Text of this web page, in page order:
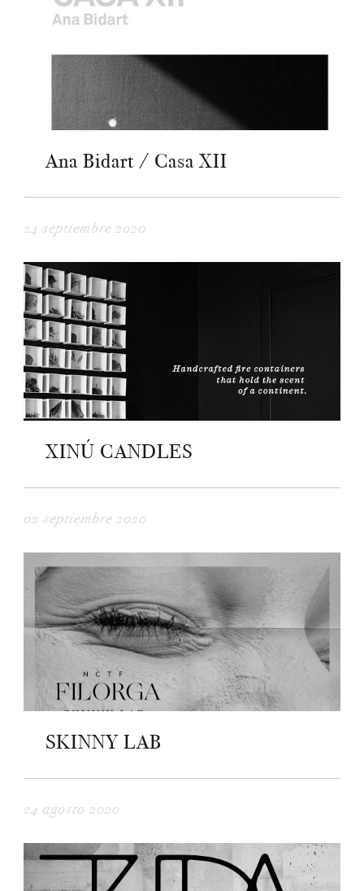
Ana Bidart / Casa XII
24 septiembre 2020
XINÚ CANDLES
02 septiembre 2020
SKINNY LAB
24 agosto 2020